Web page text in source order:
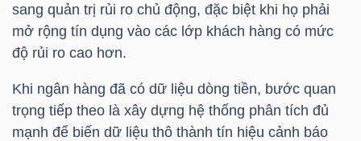
sang quản trị rủi ro chủ động, đặc biệt khi họ phải
mở rộng tín dụng vào các lớp khách hàng có mức
độ rủi ro cao hơn.
Khi ngân hàng đã có dữ liệu dòng tiền, bước quan
trọng tiếp theo là xây dựng hệ thống phân tích đủ
mạnh để biến dữ liệu thô thành tín hiệu cảnh báo
Thuật
(-)